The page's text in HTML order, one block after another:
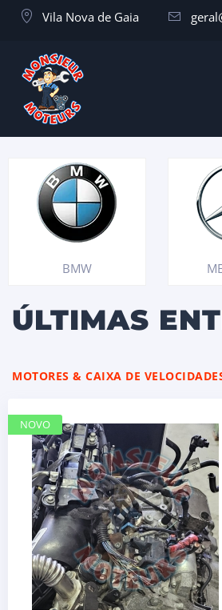
Vila Nova de Gaia
BMW
ÚLTIMAS
MOTORES & CAIXA DE
NOVO